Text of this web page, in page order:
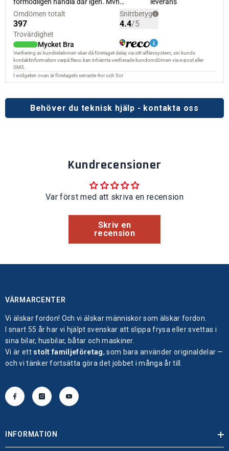
Behöver du teknisk hjälp - kontakta oss
Kundrecensioner
Var först med att skriva en recension
Skriv en
recension
VÄRMARCENTER
Vi älskar fordon! Och vi älskar människor som älskar fordon.
I snart 55 år har vi hjälpt svenskar att slippa frysa eller svettas i
sina bilar, husbilar, båtar och maskiner.
Vi är ett stolt familjeföretag, som bara använder originaldelar —
och vi tänker fortsätta göra det jobbet i många år till.
INFORMATION